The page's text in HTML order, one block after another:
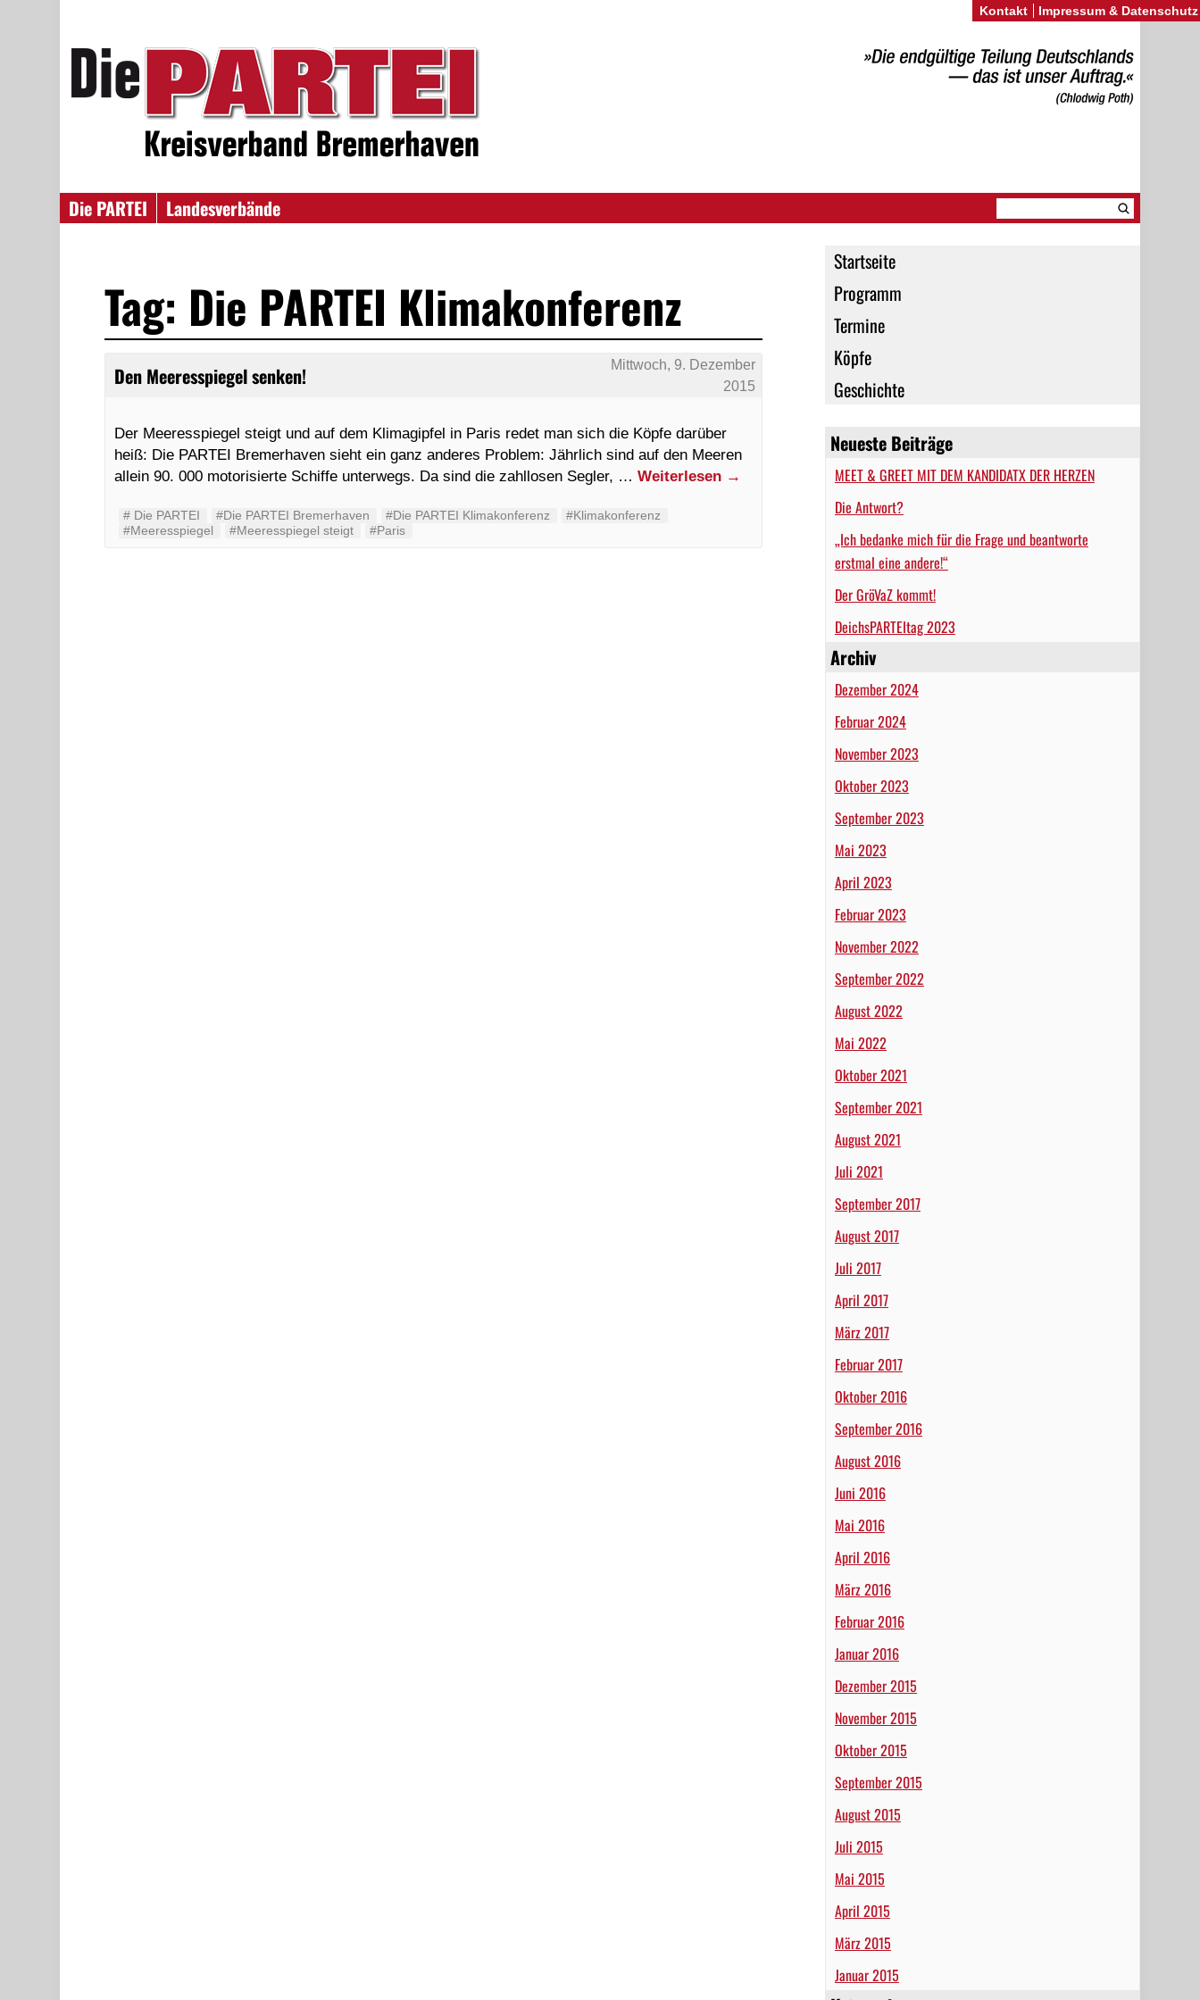
Die PARTEI
Landesverbände
Startseite
Programm
Termine
Köpfe
Geschichte
Neueste Beiträge
MEET & GREET MIT DEM KANDIDATX DER HERZEN
Die Antwort?
„Ich bedanke mich für die Frage und beantworte
erstmal eine andere!“
Der GröVaZ kommt!
DeichsPARTEItag 2023
Archiv
Dezember 2024
Februar 2024
November 2023
Oktober 2023
September 2023
Mai 2023
April 2023
Februar 2023
November 2022
September 2022
August 2022
Mai 2022
Oktober 2021
September 2021
August 2021
Juli 2021
September 2017
August 2017
Juli 2017
April 2017
März 2017
Februar 2017
Oktober 2016
September 2016
August 2016
Juni 2016
Mai 2016
April 2016
März 2016
Februar 2016
Januar 2016
Dezember 2015
November 2015
Oktober 2015
September 2015
August 2015
Juli 2015
Mai 2015
April 2015
März 2015
Januar 2015
Tag: Die PARTEI Klimakonferenz
Den Meeresspiegel senken!
Mittwoch, 9. Dezember
2015
Der Meeresspiegel steigt und auf dem Klimagipfel in Paris redet man sich die Köpfe darüber
heiß: Die PARTEI Bremerhaven sieht ein ganz anderes Problem: Jährlich sind auf den Meeren
allein 90. 000 motorisierte Schiffe unterwegs. Da sind die zahllosen Segler, …Weiterlesen →
#‬ ‪Die PARTEI‬ #Die PARTEI Bremerhaven #Die PARTEI Klimakonferenz
#Klimakonferenz
#Meeresspiegel
#Meeresspiegel steigt #Paris
Kontakt Impressum & Datenschutz